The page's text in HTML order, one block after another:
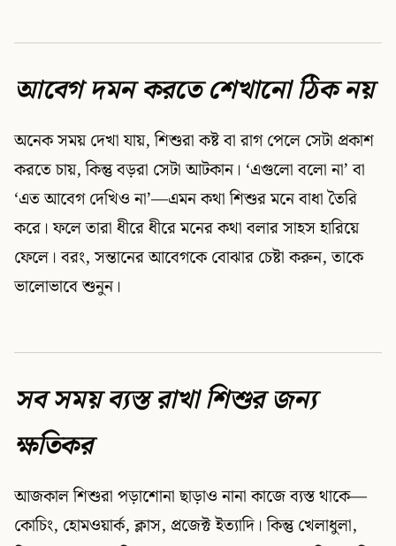
আবেগ দমন করতে শেখানো ঠিক নয়
অনেক সময় দেখা যায়, শিশুরা কষ্ট বা রাগ পেলে সেটা প্রকাশ
করতে চায়, কিন্তু বড়রা সেটা আটকান। ‘এগুলো বলো না’ বা
‘এত আবেগ দেখিও না’—এমন কথা শিশুর মনে বাধা তৈরি
করে। ফলে তারা ধীরে ধীরে মনের কথা বলার সাহস হারিয়ে
ফেলে। বরং, সন্তানের আবেগকে বোঝার চেষ্টা করুন, তাকে
ভালোভাবে শুনুন।
সব সময় ব্যস্ত রাখা শিশুর জন্য
ক্ষতিকর
আজকাল শিশুরা পড়াশোনা ছাড়াও নানা কাজে ব্যস্ত থাকে—
কোচিং, হোমওয়ার্ক, ক্লাস, প্রজেক্ট ইত্যাদি। কিন্তু খেলাধুলা,